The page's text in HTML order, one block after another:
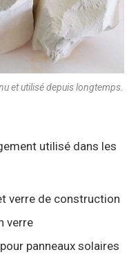
et utilisé depuis longtemps.
utilisé dans les
verre de construction
verre
panneaux solaires